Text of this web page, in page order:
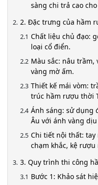
sàng chi trả cao
2. Đặc trưng của hầm
Chất liệu chủ đạo:
loại cổ điển.
Màu sắc: nâu trầm,
vàng mờ ấm.
Thiết kế mái vòm:
trúc hầm rượu thời
Ánh sáng: sử dụng
Âu với ánh vàng
Chi tiết nội thất: tay
chạm khắc, kệ
3. Quy trình thi công
Bước 1: Khảo sát